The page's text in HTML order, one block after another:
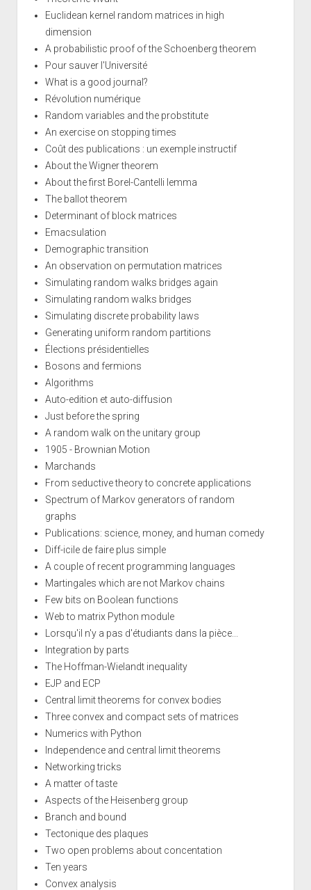
Euclidean kernel random matrices in high
dimension
A probabilistic proof of the Schoenberg theorem
Pour sauver l'Université
What is a good journal?
Révolution numérique
Random variables and the probstitute
An exercise on stopping times
Coût des publications : un exemple instructif
About the Wigner theorem
About the first Borel-Cantelli lemma
The ballot theorem
Determinant of block matrices
Emacsulation
Demographic transition
An observation on permutation matrices
Simulating random walks bridges again
Simulating random walks bridges
Simulating discrete probability laws
Generating uniform random partitions
Élections présidentielles
Bosons and fermions
Algorithms
Auto-edition et auto-diffusion
Just before the spring
A random walk on the unitary group
1905 - Brownian Motion
Marchands
From seductive theory to concrete applications
Spectrum of Markov generators of random
graphs
Publications: science, money, and human comedy
Diff-icile de faire plus simple
A couple of recent programming languages
Martingales which are not Markov chains
Few bits on Boolean functions
Web to matrix Python module
Lorsqu'il n'y a pas d'étudiants dans la pièce...
Integration by parts
The Hoffman-Wielandt inequality
EJP and ECP
Central limit theorems for convex bodies
Three convex and compact sets of matrices
Numerics with Python
Independence and central limit theorems
Networking tricks
A matter of taste
Aspects of the Heisenberg group
Branch and bound
Tectonique des plaques
Two open problems about concentation
Ten years
Convex analysis